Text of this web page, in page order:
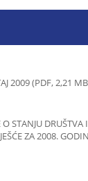
2009 (PDF, 2,21
O STANJU DRUŠTVA
ZA 2008.